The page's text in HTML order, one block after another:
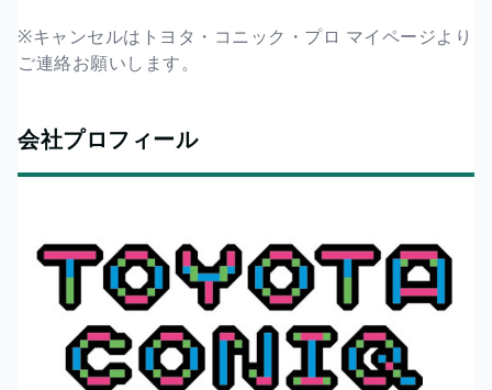
※キャンセルはトヨタ・コニック・プロ マイページより
ご連絡お願いします。
会社プロフィール